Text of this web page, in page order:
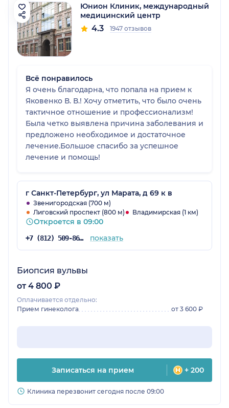
Юнион Клиник, международный
медицинский центр
4.3 1947 отзывов
Всё понравилось
Я очень благодарна, что попала на прием к
Яковенко В. В.! Хочу отметить, что было очень
тактичное отношение и профессионализм!
Была четко выявлена причина заболевания и
предложено необходимое и достаточное
лечение.Большое спасибо за успешное
лечение и помощь!
г Санкт-Петербург, ул Марата, д 69 к в
Звенигородская (700 м)
Лиговский проспект (800 м)
Владимирская (1 км)
Откроется в 09:00
+7 (812) 509-86-03 показать
Биопсия вульвы
от 4 800 ₽
Оплачивается отдельно:
Прием гинеколога
от 3 600 ₽
Записаться на прием + 200
Клиника перезвонит сегодня после 09:00